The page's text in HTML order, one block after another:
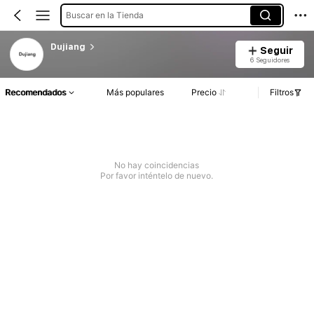
Buscar en la Tienda
Dujiang Seguir
6 Seguidores
Recomendados Más populares Precio Filtros
No hay coincidencias
Por favor inténtelo de nuevo.